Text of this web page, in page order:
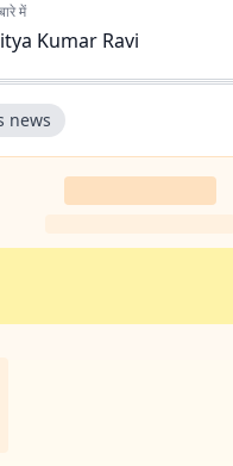
में
Kumar Ravi
news